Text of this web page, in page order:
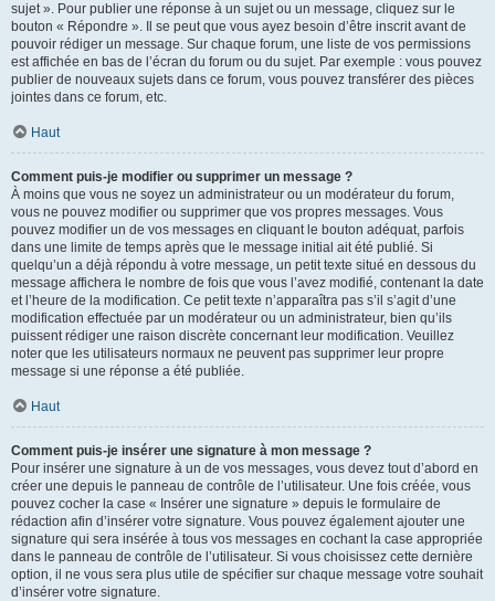
sujet ». Pour publier une réponse à un sujet ou un message, cliquez sur le
bouton « Répondre ». Il se peut que vous ayez besoin d’être inscrit avant de
pouvoir rédiger un message. Sur chaque forum, une liste de vos permissions
est affichée en bas de l’écran du forum ou du sujet. Par exemple : vous pouvez
publier de nouveaux sujets dans ce forum, vous pouvez transférer des pièces
jointes dans ce forum, etc.
Haut
Comment puis-je modifier ou supprimer un message ?
À moins que vous ne soyez un administrateur ou un modérateur du forum,
vous ne pouvez modifier ou supprimer que vos propres messages. Vous
pouvez modifier un de vos messages en cliquant le bouton adéquat, parfois
dans une limite de temps après que le message initial ait été publié. Si
quelqu’un a déjà répondu à votre message, un petit texte situé en dessous du
message affichera le nombre de fois que vous l’avez modifié, contenant la date
et l’heure de la modification. Ce petit texte n’apparaîtra pas s’il s’agit d’une
modification effectuée par un modérateur ou un administrateur, bien qu’ils
puissent rédiger une raison discrète concernant leur modification. Veuillez
noter que les utilisateurs normaux ne peuvent pas supprimer leur propre
message si une réponse a été publiée.
Haut
Comment puis-je insérer une signature à mon message ?
Pour insérer une signature à un de vos messages, vous devez tout d’abord en
créer une depuis le panneau de contrôle de l’utilisateur. Une fois créée, vous
pouvez cocher la case « Insérer une signature » depuis le formulaire de
rédaction afin d’insérer votre signature. Vous pouvez également ajouter une
signature qui sera insérée à tous vos messages en cochant la case appropriée
dans le panneau de contrôle de l’utilisateur. Si vous choisissez cette dernière
option, il ne vous sera plus utile de spécifier sur chaque message votre souhait
d’insérer votre signature.